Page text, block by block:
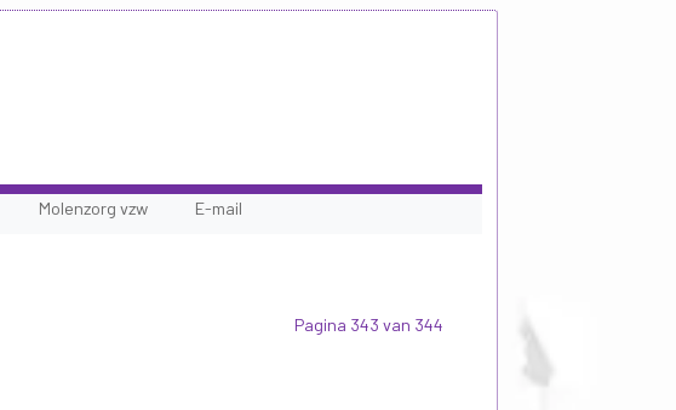
Molenzorg vzw E-mail
Pagina 343 van 344